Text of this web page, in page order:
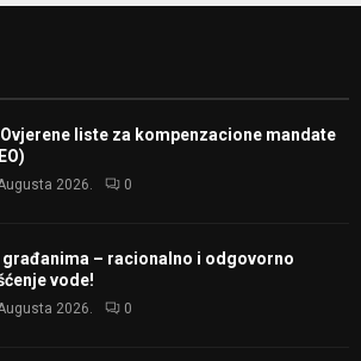
Ovjerene liste za kompenzacione mandate
2026. 0
građanima – racionalno i odgovorno
vode!
2026. 0